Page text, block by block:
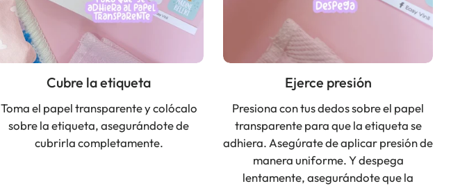
Cubre la etiqueta
Toma el papel transparente y colócalo
sobre la etiqueta, asegurándote de
cubrirla completamente.
Ejerce presión
Presiona con tus dedos sobre el papel
transparente para que la etiqueta se
adhiera. Asegúrate de aplicar presión de
manera uniforme. Y despega
lentamente, asegurándote que la